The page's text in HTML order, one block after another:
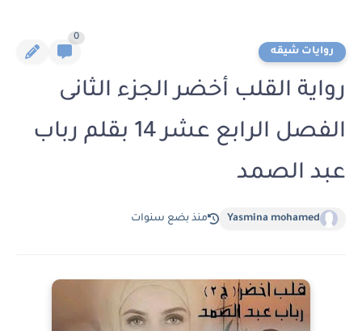
روايات شيقه
0
رواية القلب أخضر الجزء الثانى
الفصل الرابع عشر 14 بقلم رباب
عبد الصمد
Yasmina mohamed منذ بضع سنوات